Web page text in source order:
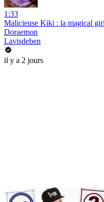
1:33
Malicieuse Kiki : la magical
Doraemon
Lavisdeben
il y a 2 jours